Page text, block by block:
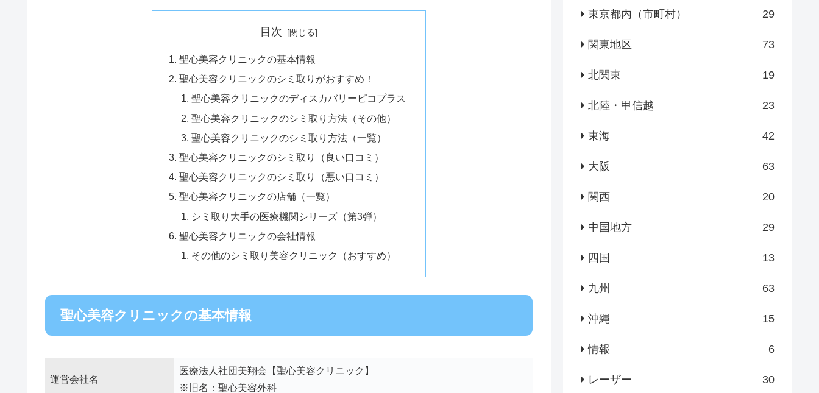
目次
聖心美容クリニックの基本情報
聖心美容クリニックのシミ取りがおすすめ！
聖心美容クリニックのディスカバリーピコプラス
聖心美容クリニックのシミ取り方法（その他）
聖心美容クリニックのシミ取り方法（一覧）
聖心美容クリニックのシミ取り（良い口コミ）
聖心美容クリニックのシミ取り（悪い口コミ）
聖心美容クリニックの店舗（一覧）
シミ取り大手の医療機関シリーズ（第3弾）
聖心美容クリニックの会社情報
その他のシミ取り美容クリニック（おすすめ）
聖心美容クリニックの基本情報
運営会社名
医療法人社団美翔会【聖心美容クリニック】
※旧名：聖心美容外科
東京都内（市町村） 29
関東地区 73
北関東 19
北陸・甲信越 23
東海 42
大阪 63
関西 20
中国地方 29
四国 13
九州 63
沖縄 15
情報 6
レーザー 30